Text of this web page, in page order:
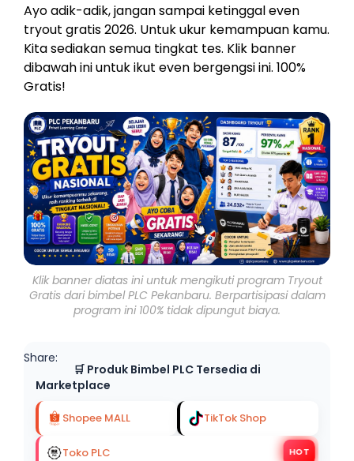
Ayo adik-adik, jangan sampai ketinggal even
tryout gratis 2026. Untuk ukur kemampuan kamu.
Kita sediakan semua tingkat tes. Klik banner
dibawah ini untuk ikut even bergengsi ini. 100%
Gratis!
Klik banner diatas ini untuk mengikuti program Tryout
Gratis dari bimbel PLC Pekanbaru. Berpartisipasi dalam
program ini 100% tidak dipungut biaya.
Share:
🛒 Produk Bimbel PLC Tersedia di
Marketplace
Shopee MALL TikTok Shop
HOT
Toko PLC